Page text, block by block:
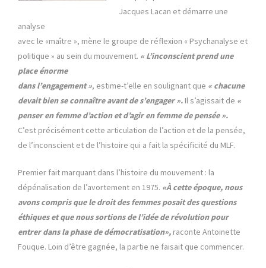
Jacques Lacan et démarre une
analyse
avec le «maître », mène le groupe de réflexion « Psychanalyse et
politique » au sein du mouvement. « L’inconscient prend une
place énorme
dans l’engagement », estime-t’elle en soulignant que « chacune
devait bien se connaître avant de s’engager ». Il s’agissait de «
penser en femme d’action et d’agir en femme de pensée ».
C’est précisément cette articulation de l’action et de la pensée,
de l’inconscient et de l’histoire qui a fait la spécificité du MLF.
Premier fait marquant dans l’histoire du mouvement : la
dépénalisation de l’avortement en 1975. «À cette époque, nous
avons compris que le droit des femmes posait des questions
éthiques et que nous sortions de l’idée de révolution pour
entrer dans la phase de démocratisation», raconte Antoinette
Fouque. Loin d’être gagnée, la partie ne faisait que commencer.